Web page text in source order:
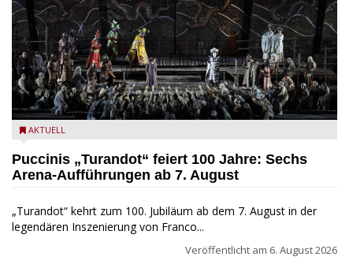
Turandot in der Arena von Verona - Ennevi für Fondazione
AKTUELL
Puccinis „Turandot“ feiert 100 Jahre: Sechs
Arena-Aufführungen ab 7. August
„Turandot“ kehrt zum 100. Jubiläum ab dem 7. August in der
legendären Inszenierung von Franco...
Veröffentlicht am 6. August 2026